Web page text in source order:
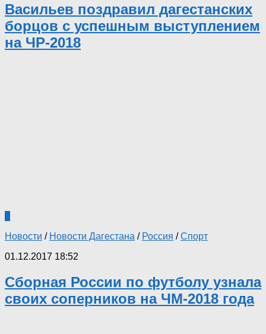
Васильев поздравил дагестанских
борцов с успешным выступлением
на ЧР-2018
Новости / Новости Дагестана / Россия /Спорт
01.12.2017 18:52
Сборная России по футболу узнала
своих соперников на ЧМ-2018 года